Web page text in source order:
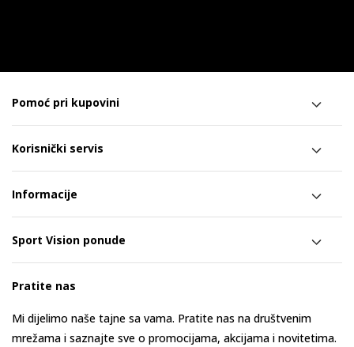
Pomoć pri kupovini
Korisnički servis
Informacije
Sport Vision ponude
Pratite nas
Mi dijelimo naše tajne sa vama. Pratite nas na društvenim
mrežama i saznajte sve o promocijama, akcijama i novitetima.